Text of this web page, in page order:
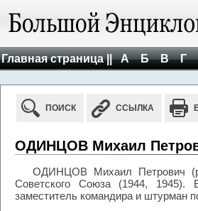
Главная страница || А Б В Г
ПОИСК ССЫЛКА
ОДИНЦОВ Михаил
ОДИНЦОВ Михаил Петрович (р.
Советского Союза (1944, 1945).
заместитель командира и штурман